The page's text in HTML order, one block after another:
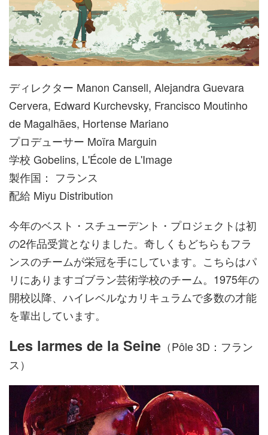
ディレクター Manon Cansell, Alejandra Guevara
Cervera, Edward Kurchevsky, Francisco Moutinho
de Magalhães, Hortense Mariano
プロデューサー Moïra Marguin
学校 Gobelins, L'École de L'Image
製作国： フランス
配給 Miyu Distribution
今年のベスト・スチューデント・プロジェクトは初
の2作品受賞となりました。奇しくもどちらもフラ
ンスのチームが栄冠を手にしています。こちらはパ
リにありますゴブラン芸術学校のチーム。1975年の
開校以降、ハイレベルなカリキュラムで多数の才能
を輩出しています。
Les larmes de la Seine （Pôle 3D：フラン
ス）